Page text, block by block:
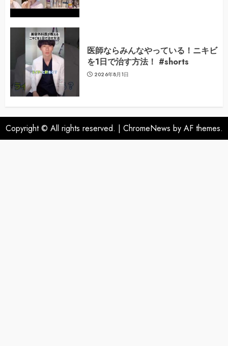
医師ならみんなやっている！ニキビ
を1日で治す方法！ #shorts
2026年8月1日
Copyright © All rights reserved. | ChromeNews by AF themes.